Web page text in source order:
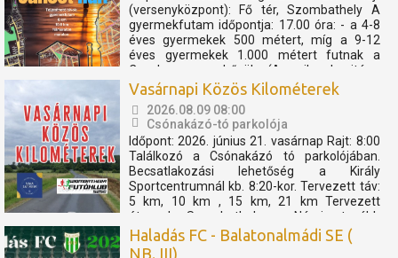
(versenyközpont): Fő tér, Szombathely A
gyermekfutam időpontja: 17.00 óra: - a 4-8
éves gyermekek 500 métert, míg a 9-12
éves gyermekek 1.000 métert futnak a
Cosplay szuperhősök (Amerika kapitány,
Thor, Pókember, Venom) műsorát, és a velük
való közös bemelegítést követően....
Vasárnapi Közös Kilométerek
2026.08.09 08:00
Csónakázó-tó parkolója
Időpont: 2026. június 21. vasárnap Rajt: 8:00
Találkozó a Csónakázó tó parkolójában.
Becsatlakozási lehetőség a Király
Sportcentrumnál kb. 8:20-kor. Tervezett táv:
5 km, 10 km , 15 km, 21 km Tervezett
útvonal: Szombathely - Nárai -tovább
Pornóapáti felé, féltávnál fordulással. A
rövidebb távok féltávnál...
Haladás FC - Balatonalmádi SE (
NB. III)